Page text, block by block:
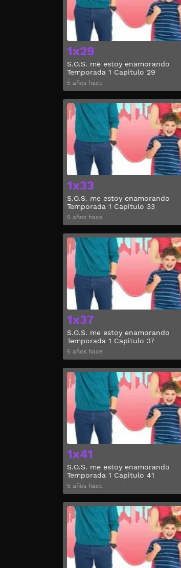
1x29
S.O.S. me estoy enamorando
Temporada 1 Capitulo 29
5 años hace
1x33
S.O.S. me estoy enamorando
Temporada 1 Capitulo 33
5 años hace
1x37
S.O.S. me estoy enamorando
Temporada 1 Capitulo 37
5 años hace
1x41
S.O.S. me estoy enamorando
Temporada 1 Capitulo 41
5 años hace